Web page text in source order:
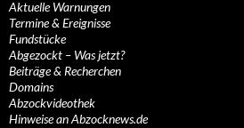
Aktuelle Warnungen
Termine & Ereignisse
Fundstücke
Abgezockt – Was jetzt?
Beiträge & Recherchen
Domains
Abzockvideothek
Hinweise an Abzocknews.de